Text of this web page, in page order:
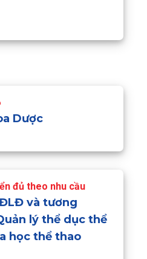
Dược
đủ theo nhu cầu
và tương
lý thể dục thể
học thể thao